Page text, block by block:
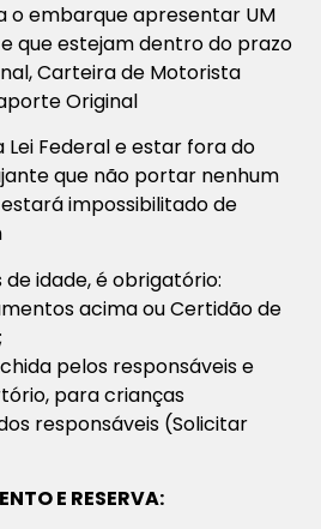
o embarque apresentar UM
que estejam dentro do prazo
Carteira de Motorista
Original
Federal e estar fora do
que não portar nenhum
impossibilitado de
idade, é obrigatório:
acima ou Certidão de
pelos responsáveis e
para crianças
responsáveis (Solicitar
E RESERVA: